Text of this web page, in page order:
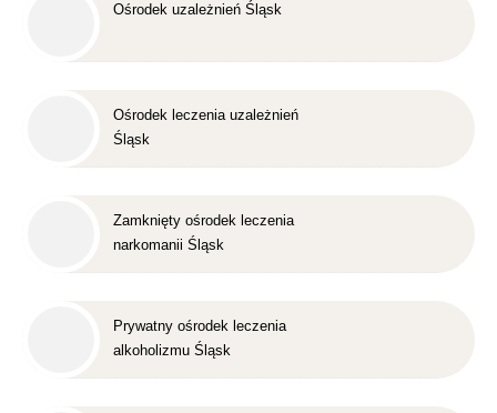
Ośrodek uzależnień Śląsk
Ośrodek leczenia uzależnień
Śląsk
Zamknięty ośrodek leczenia
narkomanii Śląsk
Prywatny ośrodek leczenia
alkoholizmu Śląsk